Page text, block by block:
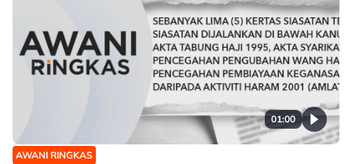
01:00
AWANI RINGKAS